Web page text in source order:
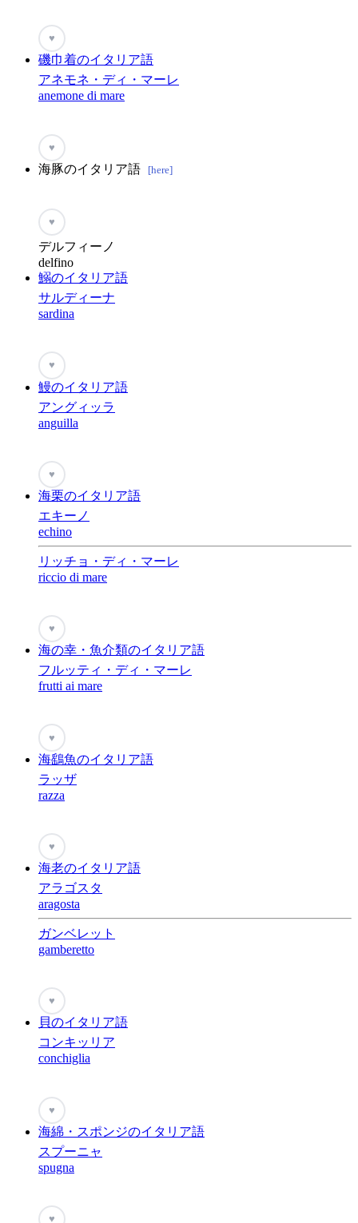
♥
磯巾着のイタリア語
アネモネ・ディ・マーレ
anemone di mare
♥
海豚のイタリア語 [here]
♥
デルフィーノ
delfino
鰯のイタリア語
サルディーナ
sardina
♥
鰻のイタリア語
アングィッラ
anguilla
♥
海栗のイタリア語
エキーノ
echino
リッチョ・ディ・マーレ
riccio di mare
♥
海の幸・魚介類のイタリア語
フルッティ・ディ・マーレ
frutti ai mare
♥
海鷂魚のイタリア語
ラッザ
razza
♥
海老のイタリア語
アラゴスタ
aragosta
ガンベレット
gamberetto
♥
貝のイタリア語
コンキッリア
conchiglia
♥
海綿・スポンジのイタリア語
スプーニャ
spugna
♥